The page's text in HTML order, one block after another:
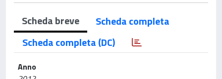
Scheda breve
Scheda completa
Scheda completa (DC)
Anno